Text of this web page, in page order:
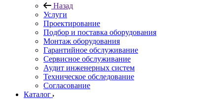
Назад
Услуги
Проектирование
Подбор и поставка оборудования
Монтаж оборудования
Гарантийное обслуживание
Сервисное обслуживание
Аудит инженерных систем
Техническое обследование
Согласование
Каталог